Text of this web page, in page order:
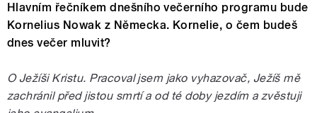
Hlavním řečníkem dnešního večerního programu bude
Kornelius Nowak z Německa. Kornelie, o čem budeš
dnes večer mluvit?
O Ježíši Kristu. Pracoval jsem jako vyhazovač, Ježíš mě
zachránil před jistou smrtí a od té doby jezdím a zvěstuji